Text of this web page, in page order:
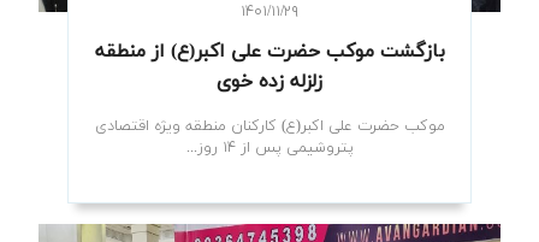
۱۴۰۱/۱۱/۲۹
بازگشت موکب حضرت علی اکبر(ع) از منطقه
زلزله زده خوی
موکب حضرت علی اکبر(ع) کارکنان منطقه ویژه اقتصادی
پتروشیمی پس از ۱۴ روز...